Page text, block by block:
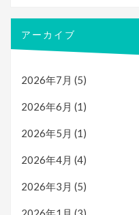
アーカイブ
2026年7月 (5)
2026年6月 (1)
2026年5月 (1)
2026年4月 (4)
2026年3月 (5)